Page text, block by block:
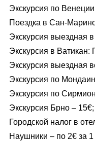
Экскурсия по
Поездка в Сан-
Экскурсия выездная
Экскурсия в
Экскурсия выездная
Экскурсия по
Экскурсия по
Экскурсия Брно – 15€;
Городской налог в
Наушники – по 2€ за 1